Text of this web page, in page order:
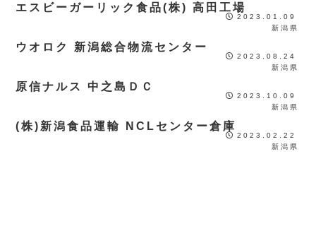
エスビーガーリック食品(株) 高田工場
2023.01.09
新潟県
ウオロク 新潟総合物流センター
2023.08.24
新潟県
原信ナルス 中之島ＤＣ
2023.10.09
新潟県
(株)新潟食品運輸 NCLセンター倉庫
2023.02.22
新潟県